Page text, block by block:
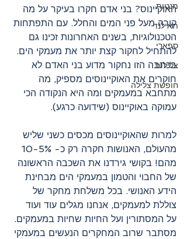
מנטות
תאילנד
ספארי
צלילות
חופשת צלילה
האוקיינוס? בני אדם חקרו בעיקר על מה
קורה מעל פני המים והחלל. עם התפתחות
הטכנולוגיות, בשנים האחרונות זכינו גם
להתחיל לחקור קצת יותר את מעמקי הים.
בכתבה הזו נחקור מדוע בני האדם לא
חוקרים את האוקיינוסים מספיק, מה
מתחבא במעמקים ומה היא הנקודה הכי
עמוקה באוקיינוס (שידועה כרגע).
למרות שהאוקיינוסים מכסים כשני שליש
מהם! בקושי גירדנו את השכבה הראשונה
של החבוי והטמון במעמקי הים מבחינת
הידע האנושי. בכל משלחת מחקר של
צוללת למעמקים, אנחנו מגלים עוד ועוד
על המסתורין ועל החיות שחיות במעמקים.
מסתבר שרוב המחקרים הנעשים במעמקי